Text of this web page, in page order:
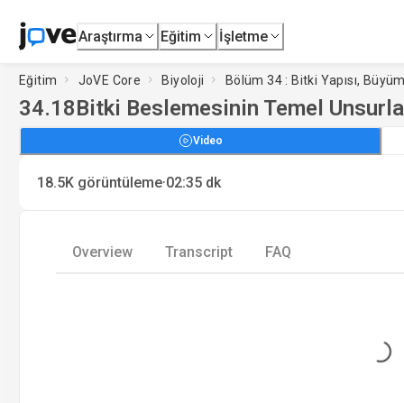
Araştırma Eğitim İşletme
Eğitim JoVE Core Biyoloji Bölüm 34 : Bitki Yapısı,
34.18Bitki Beslemesinin Temel
Video
18.5K görüntüleme·02:35 dk
Overview Transcript FAQ
Loading...